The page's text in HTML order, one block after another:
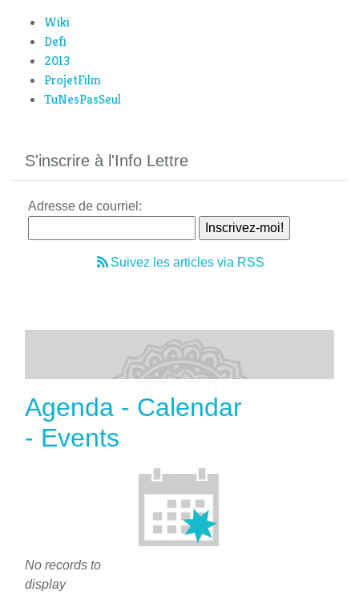
Wiki
Defi
2013
ProjetFilm
TuNesPasSeul
S'inscrire à l'Info Lettre
Adresse de courriel:
Suivez les articles via RSS
Agenda - Calendar
- Events
No records to
display